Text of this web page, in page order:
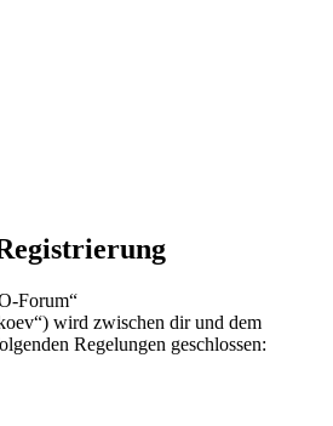
Forum“
wird zwischen dir und dem
Regelungen geschlossen: